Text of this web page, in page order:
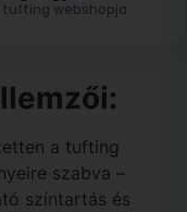
tufting webshopja
a tufting
szabva –
színtartás és